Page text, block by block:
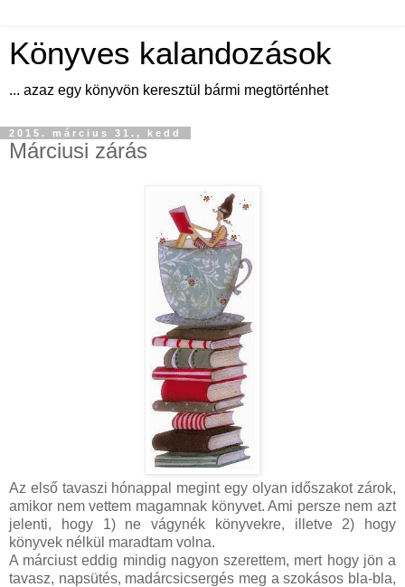
Könyves kalandozások
... azaz egy könyvön keresztül bármi megtörténhet
2015. március 31., kedd
Márciusi zárás
Az első tavaszi hónappal megint egy olyan időszakot zárok,
amikor nem vettem magamnak könyvet. Ami persze nem azt
jelenti, hogy 1) ne vágynék könyvekre, illetve 2) hogy
könyvek nélkül maradtam volna.
A márciust eddig mindig nagyon szerettem, mert hogy jön a
tavasz, napsütés, madárcsicsergés meg a szokásos bla-bla,